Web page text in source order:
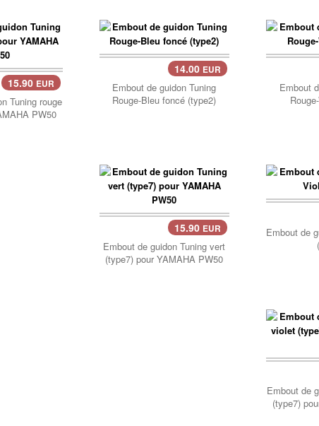
15.90 EUR
Tuning rouge
PW50
14.00 EUR
Embout de guidon Tuning
Rouge-Bleu foncé (type2)
Embout
15.90 EUR
Embout de guidon Tuning vert
(type7) pour YAMAHA PW50
Embout de
Embout de
(type7)